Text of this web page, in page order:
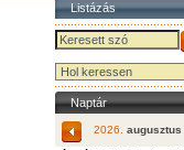
Listázás
Naptár
2026. augusztus